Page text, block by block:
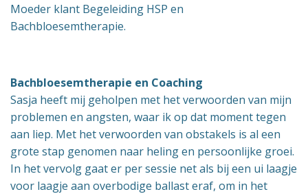
Moeder klant Begeleiding HSP en
Bachbloesemtherapie.
Bachbloesemtherapie en Coaching
Sasja heeft mij geholpen met het verwoorden van mijn
problemen en angsten, waar ik op dat moment tegen
aan liep. Met het verwoorden van obstakels is al een
grote stap genomen naar heling en persoonlijke groei.
In het vervolg gaat er per sessie net als bij een ui laagje
voor laagje aan overbodige ballast eraf, om in het